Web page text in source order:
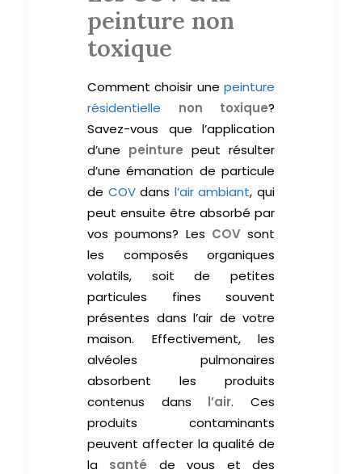
peinture non
toxique
Comment choisir une peinture
résidentielle
non toxique?
Savez-vous que l’application
d’une peinture peut résulter
d’une émanation de particule
de COVdans l’air ambiant, qui
peut ensuite être absorbé par
vos poumons? Les COVsont
les composés organiques
volatils, soit de petites
particules fines souvent
présentes dans l’air de votre
maison. Effectivement, les
alvéoles pulmonaires
absorbent les produits
contenus dans l’air. Ces
produits contaminants
peuvent affecter la qualité de
la santé de vous et des